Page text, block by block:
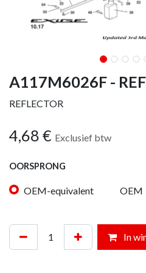
A117M6026F -
REFLECTOR
4,68 € Exclusief btw
OORSPRONG
OEM-equivalent OEM
In